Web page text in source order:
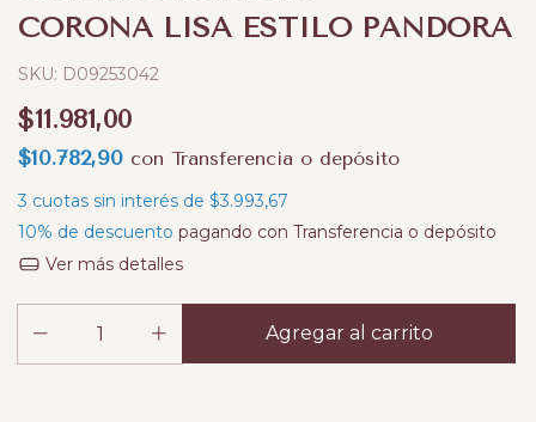
CORONA LISA ESTILO PANDORA
SKU: D09253042
$11.981,00
$10.782,90 con Transferencia o depósito
3 cuotas sin interés de $3.993,67
10% de descuento pagando con Transferencia o depósito
Ver más detalles